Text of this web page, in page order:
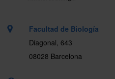
Facultad de Biología
Diagonal, 643
08028 Barcelona